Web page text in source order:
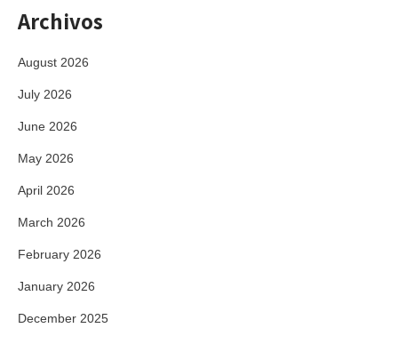
Archivos
August 2026
July 2026
June 2026
May 2026
April 2026
March 2026
February 2026
January 2026
December 2025